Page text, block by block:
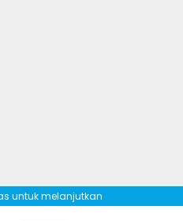
untuk melanjutkan